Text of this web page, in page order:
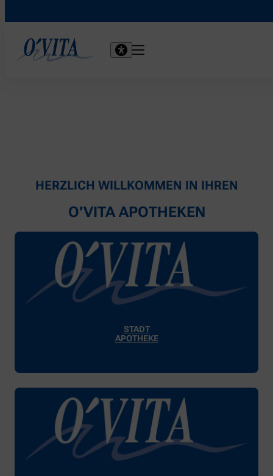
HERZLICH WILLKOMMEN IN IHREN
O’VITA APOTHEKEN
STADT
APOTHEKE